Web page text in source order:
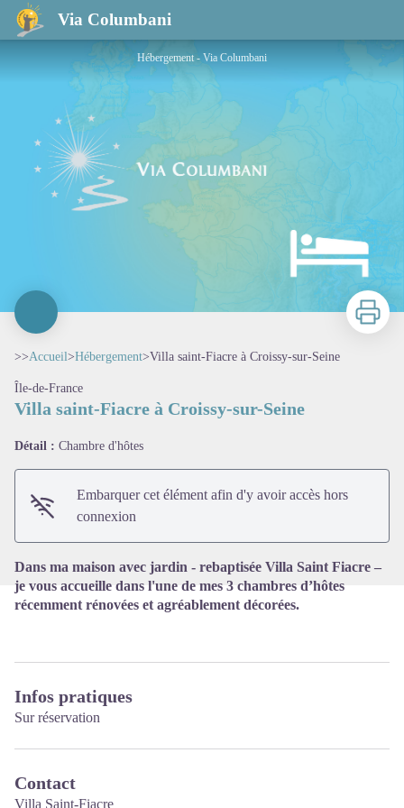
Via Columbani
Villa saint-Fiacre à Croissy-sur-Seine
Hébergement - Via Columbani
Imprimer
>>Accueil>Hébergement>Villa saint-Fiacre à Croissy-sur-Seine
Île-de-France
Villa saint-Fiacre à Croissy-sur-Seine
Détail : Chambre d'hôtes
Embarquer cet élément afin d'y avoir accès hors
connexion
Dans ma maison avec jardin - rebaptisée Villa Saint Fiacre –
je vous accueille dans l'une de mes 3 chambres d’hôtes
récemment rénovées et agréablement décorées.
Infos pratiques
Sur réservation
Contact
Villa Saint-Fiacre